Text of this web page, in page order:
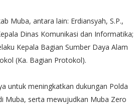
Muba, antara lain: Erdiansyah, S.P.,
Dinas Komunikasi dan Informatika;
Kepala Bagian Sumber Daya Alam
(Ka. Bagian Protokol).
untuk meningkatkan dukungan Polda
Muba, serta mewujudkan Muba Zero